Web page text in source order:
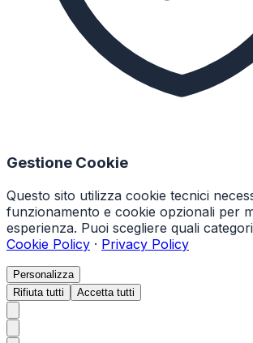
Gestione Cookie
Questo sito utilizza cookie tecnici
funzionamento e cookie opzionali per
esperienza. Puoi scegliere quali
Cookie Policy · Privacy Policy
Personalizza
Rifiuta tutti
Accetta tutti